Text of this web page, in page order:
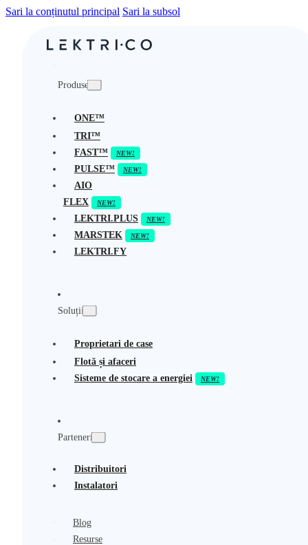
Sari la conținutul principal Sari la subsol
Produse
ONE™
TRI™
FAST™
PULSE™
AIO
FLEX
LEKTRI.PLUS
MARSTEK
LEKTRI.FY
Soluții
Proprietari de case
Flotă și afaceri
Sisteme de stocare a energiei
Parteneri
Distribuitori
Instalatori
Blog
Resurse